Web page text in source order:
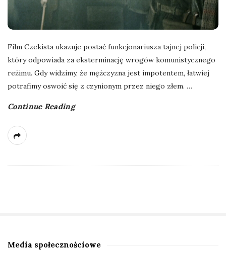
Film Czekista ukazuje postać funkcjonariusza tajnej policji,
który odpowiada za eksterminację wrogów komunistycznego
reżimu. Gdy widzimy, że mężczyzna jest impotentem, łatwiej
potrafimy oswoić się z czynionym przez niego złem. …
Continue Reading
S
Media społecznościowe